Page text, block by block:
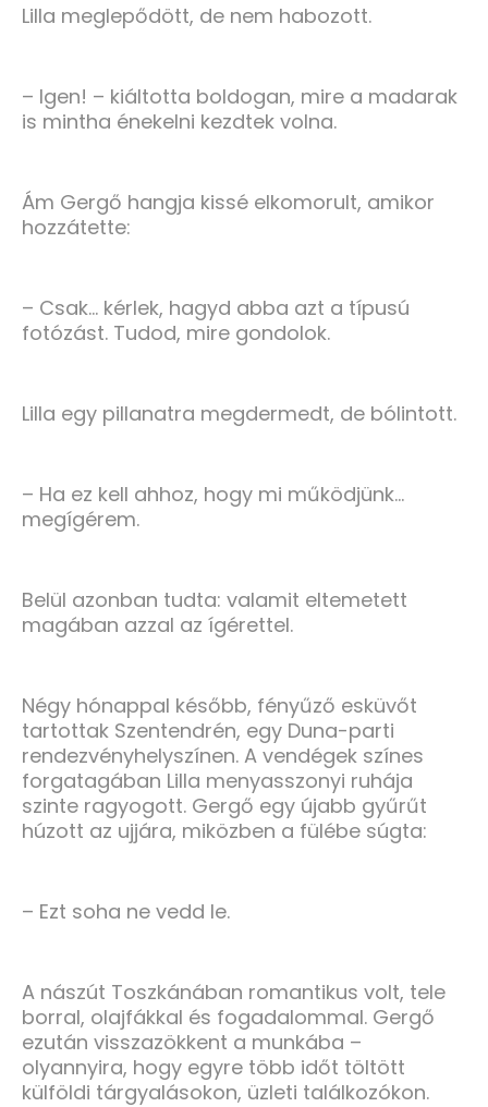
Lilla meglepődött, de nem habozott.
– Igen! – kiáltotta boldogan, mire a madarak
is mintha énekelni kezdtek volna.
Ám Gergő hangja kissé elkomorult, amikor
hozzátette:
– Csak… kérlek, hagyd abba azt a típusú
fotózást. Tudod, mire gondolok.
Lilla egy pillanatra megdermedt, de bólintott.
– Ha ez kell ahhoz, hogy mi működjünk…
megígérem.
Belül azonban tudta: valamit eltemetett
magában azzal az ígérettel.
Négy hónappal később, fényűző esküvőt
tartottak Szentendrén, egy Duna-parti
rendezvényhelyszínen. A vendégek színes
forgatagában Lilla menyasszonyi ruhája
szinte ragyogott. Gergő egy újabb gyűrűt
húzott az ujjára, miközben a fülébe súgta:
– Ezt soha ne vedd le.
A nászút Toszkánában romantikus volt, tele
borral, olajfákkal és fogadalommal. Gergő
ezután visszazökkent a munkába –
olyannyira, hogy egyre több időt töltött
külföldi tárgyalásokon, üzleti találkozókon.